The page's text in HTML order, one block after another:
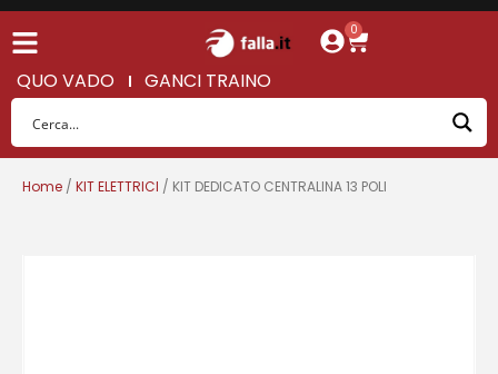
0
QUO VADO GANCI TRAINO
Home / KIT ELETTRICI / KIT DEDICATO CENTRALINA 13 POLI